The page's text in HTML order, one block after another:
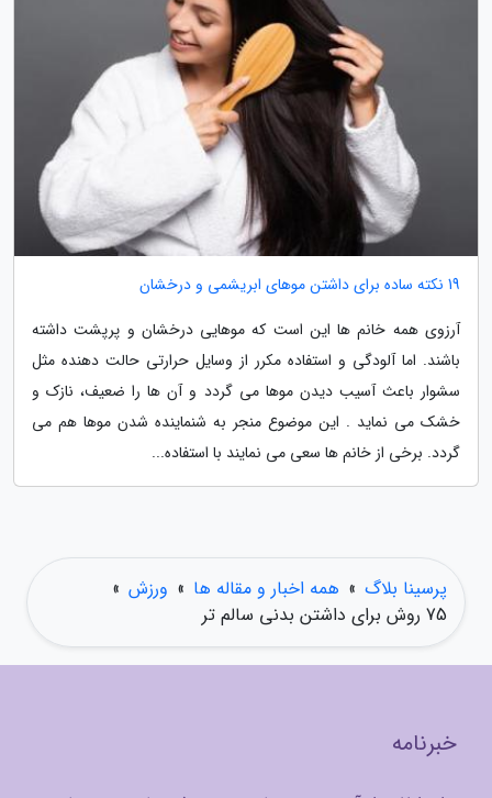
19 نکته ساده برای داشتن موهای ابریشمی و درخشان
آرزوی همه خانم ها این است که موهایی درخشان و پرپشت داشته
باشند. اما آلودگی و استفاده مکرر از وسایل حرارتی حالت دهنده مثل
سشوار باعث آسیب دیدن موها می گردد و آن ها را ضعیف، نازک و
خشک می نماید . این موضوع منجر به شنماینده شدن موها هم می
گردد. برخی از خانم ها سعی می نمایند با استفاده...
پرسینا بلاگ » همه اخبار و مقاله ها » ورزش »
75 روش برای داشتن بدنی سالم تر
خبرنامه